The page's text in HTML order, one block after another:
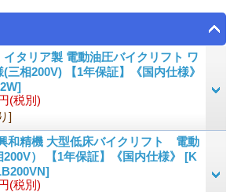
イタリア製 電動油圧バイクリフト ワ
(三相200V) 【1年保証】《国内仕様》
]
(税別)
]
和精機 大型低床バイクリフト 電動
） 【1年保証】《国内仕様》 [K
]
(税別)